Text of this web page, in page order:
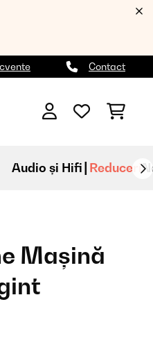
Contact
Audio și Hifi Reduceri
Mașină